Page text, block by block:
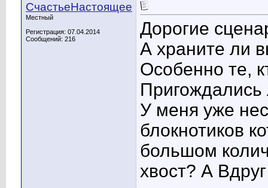
СчастьеНастоящее
Местный
Регистрация: 07.04.2014
Сообщений: 216
Дорогие
А храните ли
Особенно те,
У меня уже
блокнотиков
большом
хвост? А